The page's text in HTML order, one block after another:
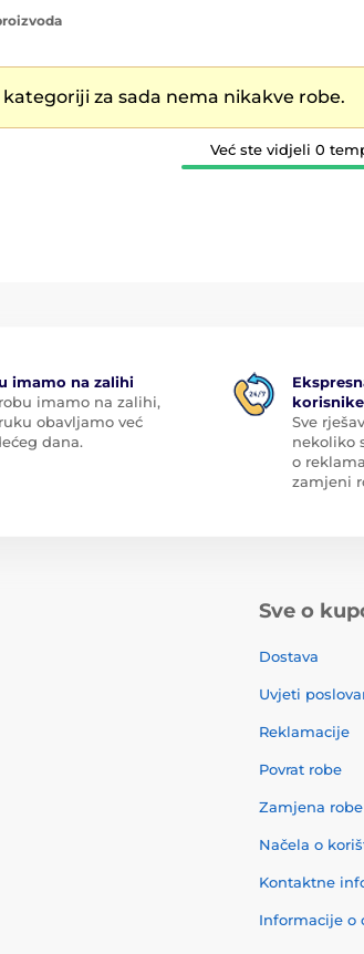
kategoriji za sada nema nikakve robe.
Već ste vidjeli 0
imamo na zalihi
imamo na zalihi,
obavljamo već
dana.
korisnike
Sve
nekoliko
o
zamjeni
Sve o
Dostava
Uvjeti
Reklamacije
Povrat robe
Zamjena robe
Načela o
Kontaktne
Informacije o